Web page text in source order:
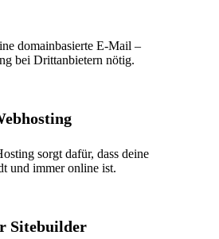
domainbasierte E-Mail –
bei Drittanbietern nötig.
sorgt dafür, dass deine
und immer online ist.
Sitebuilder